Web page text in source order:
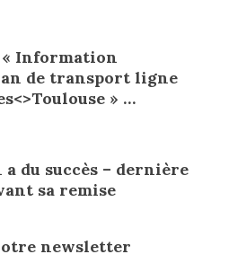
« Information
de transport ligne
» …
du succès – dernière
sa remise
newsletter